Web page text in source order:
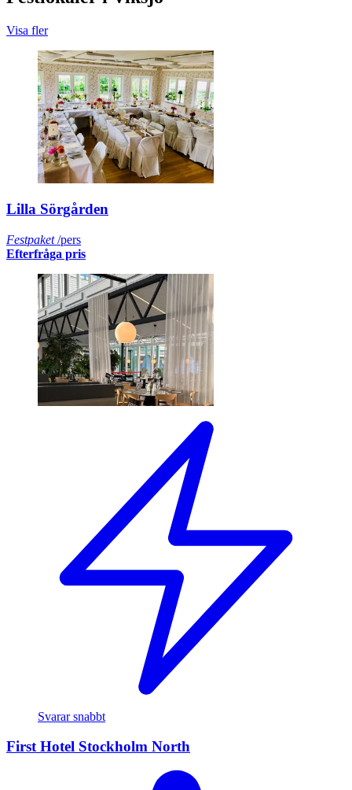
Visa fler
Lilla Sörgården
Festpaket/pers
Efterfråga pris
Svarar snabbt
First Hotel Stockholm North